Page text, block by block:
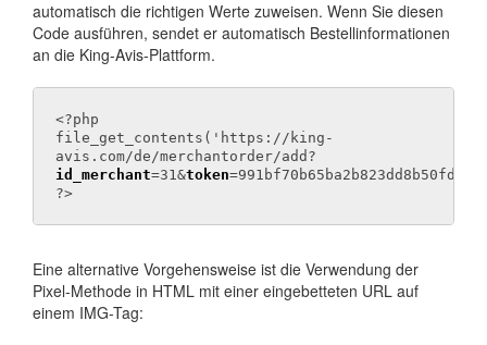
automatisch die richtigen Werte zuweisen. Wenn Sie diesen
Code ausführen, sendet er automatisch Bestellinformationen
an die King-Avis-Plattform.
<?php
file_get_contents('https://king-
avis.com/de/merchantorder/add?
id_merchant=31&token
?>
Eine alternative Vorgehensweise ist die Verwendung der
Pixel-Methode in HTML mit einer eingebetteten URL auf
einem IMG-Tag: